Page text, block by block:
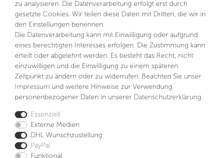
Hiermit bestätige ich, dass ich die Daten­schutz­erklärung
gelesen habe. Meine Einwilligung kann ich jederzeit
widerrufen.**
Abonnieren
** Hierbei handelt es sich um ein Pflichtfeld.
Impressum
zu analysieren. Die Datenverarbeitung erfolgt erst durch
gesetzte Cookies. Wir teilen diese Daten mit Dritten, die wir in
den Einstellungen benennen.
Die Datenverarbeitung kann mit Einwilligung oder aufgrund
eines berechtigten Interesses erfolgen. Die Zustimmung kann
erteilt oder abgelehnt werden. Es besteht das Recht, nicht
einzuwilligen und die Einwilligung zu einem späteren
Zeitpunkt zu ändern oder zu widerrufen. Beachten Sie unser
Impressum und weitere Hinweise zur Verwendung
personenbezogener Daten in unserer Daten­schutz­erklärung.
Essenziell
Externe Medien
DHL Wunschzustellung
PayPal
Funktional